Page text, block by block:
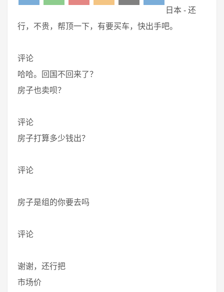
日本 - 还
行，不贵，帮顶一下，有要买车，快出手吧。
评论
哈哈。回国不回来了？
房子也卖呗？
评论
房子打算多少钱出？
评论
房子是组的你要去吗
评论
谢谢，还行把
市场价